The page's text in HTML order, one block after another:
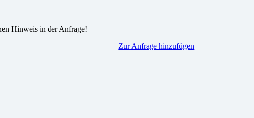
Hinweis in der Anfrage!
Zur Anfrage hinzufügen